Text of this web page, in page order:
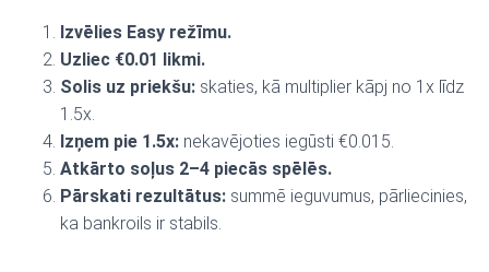
Izvēlies Easy režīmu.
Uzliec €0.01 likmi.
Solis uz priekšu: skaties, kā multiplier kāpj no 1x līdz
1.5x.
Izņem pie 1.5x: nekavējoties iegūsti €0.015.
Atkārto soļus 2–4 piecās spēlēs.
Pārskati rezultātus: summē ieguvumus, pārliecinies,
ka bankroils ir stabils.